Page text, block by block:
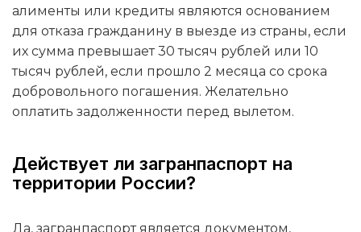
алименты или кредиты являются основанием
для отказа гражданину в выезде из страны, если
их сумма превышает 30 тысяч рублей или 10
тысяч рублей, если прошло 2 месяца со срока
добровольного погашения. Желательно
оплатить задолженности перед вылетом.
Действует ли загранпаспорт на
территории России?
Да, загранпаспорт является документом,